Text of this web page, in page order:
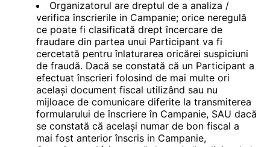
Organizatorul are dreptul de a analiza /
verifica înscrierile in Campanie; orice neregulă
ce poate fi clasificată drept încercare de
fraudare din partea unui Participant va fi
cercetată pentru înlaturarea oricărei suspiciuni
de fraudă. Dacă se constată că un Participant a
efectuat înscrieri folosind de mai multe ori
același document fiscal utilizând sau nu
mijloace de comunicare diferite la transmiterea
formularului de înscriere în Campanie, SAU dacă
se constată că același numar de bon fiscal a
mai fost anterior înscris in Campanie,